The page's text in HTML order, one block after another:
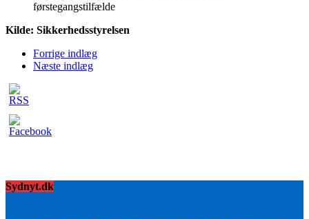
førstegangstilfælde
Kilde: Sikkerhedsstyrelsen
Forrige indlæg
Næste indlæg
Sydnyt.dk